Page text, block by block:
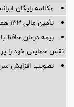
مکالمه رایگان
تأمین مالی 133 همتی در چهار ماهه نخست سال
بیمه درمان حافظ
نقش حمایتی خود را
تصویب افزایش